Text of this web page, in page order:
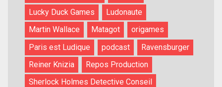
Lucky Duck Games
Ludonaute
Martin Wallace
Matagot
origames
Paris est Ludique
podcast
Ravensburger
Reiner Knizia
Repos Production
Sherlock Holmes Detective Conseil